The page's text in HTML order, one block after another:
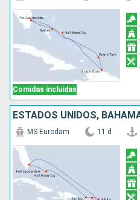
Comidas incluidas
MS Eurodam 11 d